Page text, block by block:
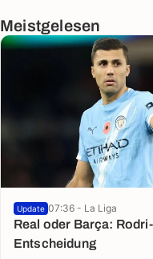
Meistgelesen
Real oder Barça:
Entscheidung
Update 07:36 - La Liga